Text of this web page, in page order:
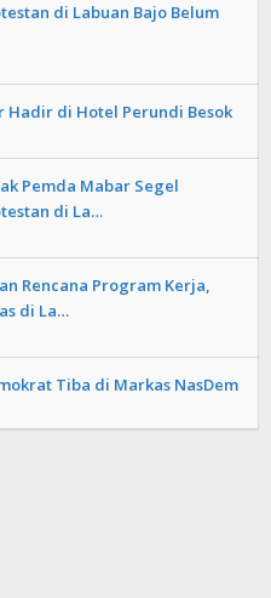
di Labuan Bajo Belum
Hadir di Hotel Perundi Besok
Pemda Mabar Segel
di La…
Rencana Program Kerja,
di La…
Tiba di Markas NasDem